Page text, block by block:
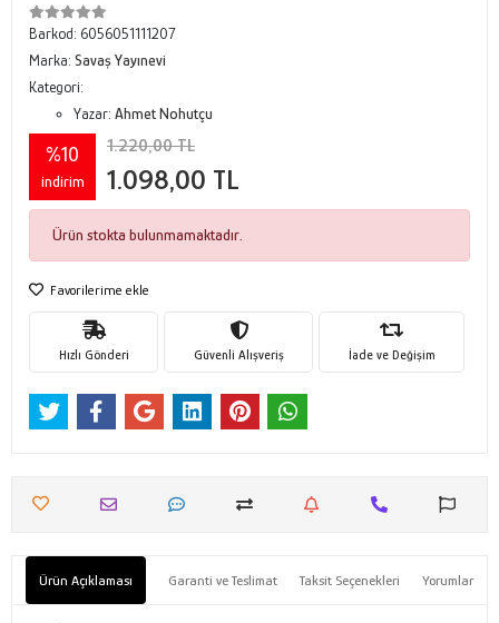
Barkod: 6056051111207
Marka: Savaş Yayınevi
Kategori:
Yazar: Ahmet Nohutçu
%10
indirim
1.220,00 TL
1.098,00 TL
Ürün stokta bulunmamaktadır.
Favorilerime ekle
Hızlı Gönderi Güvenli Alışveriş İade ve Değişim
Ürün Açıklaması Garanti ve Teslimat Taksit Seçenekleri Yorumlar